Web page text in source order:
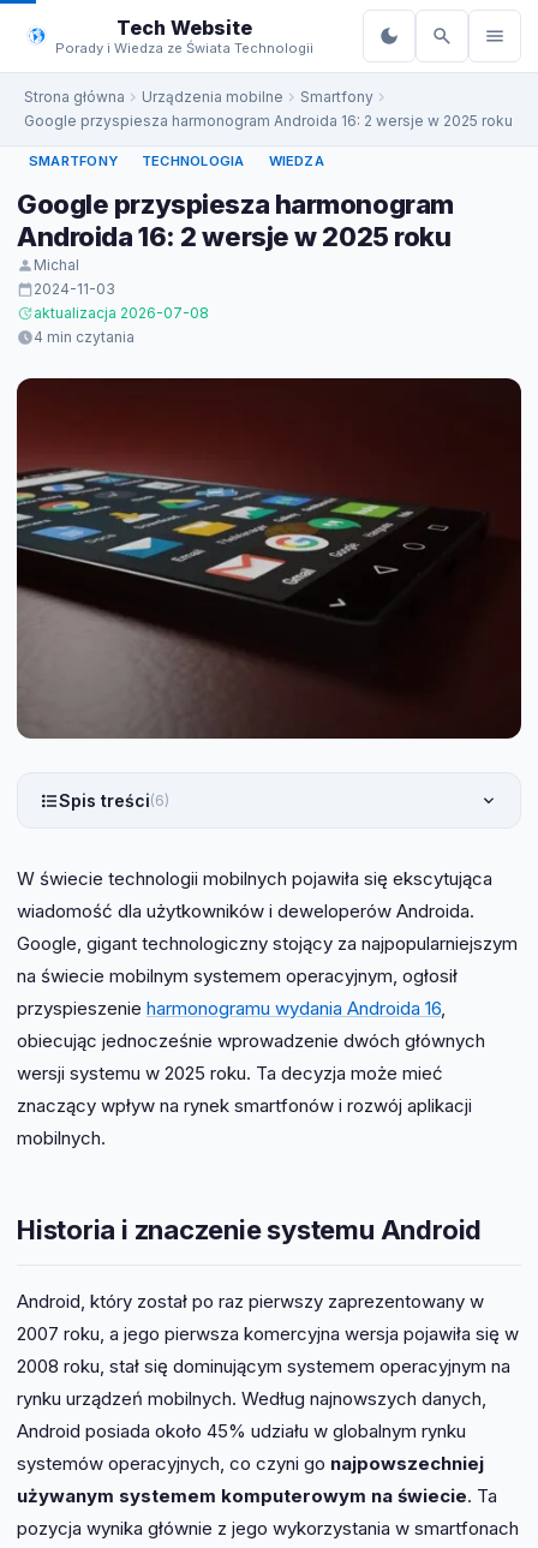
do
treści
Tech Website
Porady i Wiedza ze Świata Technologii
Strona główna Urządzenia mobilne
Smartfony
Google przyspiesza harmonogram Androida 16: 2 wersje w 2025 roku
SMARTFONY TECHNOLOGIA WIEDZA
Google przyspiesza harmonogram
Androida 16: 2 wersje w 2025 roku
Michal
2024-11-03
aktualizacja 2026-07-08
4 min czytania
Spis treści(6)
W świecie technologii mobilnych pojawiła się ekscytująca
wiadomość dla użytkowników i deweloperów Androida.
Google, gigant technologiczny stojący za najpopularniejszym
na świecie mobilnym systemem operacyjnym, ogłosił
przyspieszenie harmonogramu wydania Androida 16,
obiecując jednocześnie wprowadzenie dwóch głównych
wersji systemu w 2025 roku. Ta decyzja może mieć
znaczący wpływ na rynek smartfonów i rozwój aplikacji
mobilnych.
Historia i znaczenie systemu Android
Android, który został po raz pierwszy zaprezentowany w
2007 roku, a jego pierwsza komercyjna wersja pojawiła się w
2008 roku, stał się dominującym systemem operacyjnym na
rynku urządzeń mobilnych. Według najnowszych danych,
Android posiada około 45% udziału w globalnym rynku
systemów operacyjnych, co czyni go najpowszechniej
używanym systemem komputerowym na świecie. Ta
pozycja wynika głównie z jego wykorzystania w smartfonach